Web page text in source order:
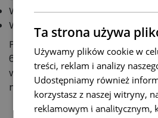
Węgry
Włochy
Półpaleta międzynarodowa ma
60 cm. Jej maksymalna waga
wysokość 180 cm. Przesyłka
maksymalnie 16 półpalet.
Ta strona używa
Używamy plików cookie w
treści, reklam i analizy
Udostępniamy również
korzystasz z naszej witryny,
reklamowym i analitycznym,